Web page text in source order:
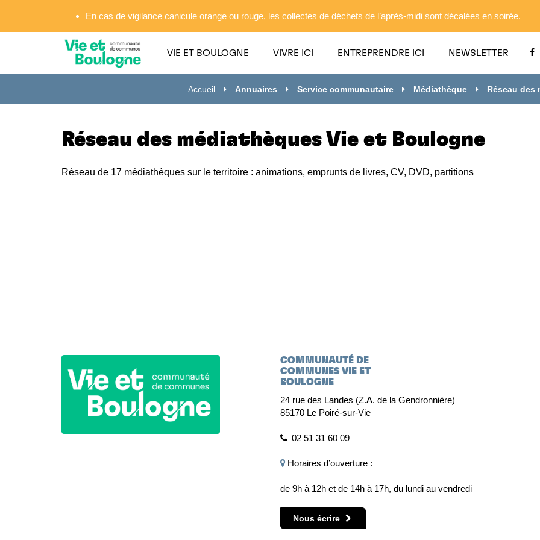
En cas de vigilance canicule orange ou rouge, les collectes de déchets de l’après-midi sont décalées en soirée.
VIE ET BOULOGNE VIVRE ICI ENTREPRENDRE ICI NEWSLETTER
Accueil Annuaires Service communautaire Médiathèque Réseau des
Réseau des médiathèques Vie et Boulogne
Réseau de 17 médiathèques sur le territoire : animations, emprunts de livres, CV, DVD, partitions
COMMUNAUTÉ DE
COMMUNES VIE ET
BOULOGNE
24 rue des Landes (Z.A. de la Gendronnière)
85170 Le Poiré-sur-Vie
02 51 31 60 09
Horaires d’ouverture :
de 9h à 12h et de 14h à 17h, du lundi au vendredi
Nous écrire